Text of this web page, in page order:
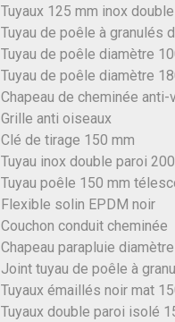
Tuyaux 125 mm inox
Tuyau de poêle à granulés
Tuyau de poêle diamètre
Tuyau de poêle diamètre
Chapeau de cheminée anti-
Grille anti oiseaux
Clé de tirage 150 mm
Tuyau inox double paroi
Tuyau poêle 150 mm
Flexible solin EPDM noir
Couchon conduit cheminée
Chapeau parapluie
Joint tuyau de poêle à
Tuyaux émaillés noir mat
Tuyaux double paroi isolé